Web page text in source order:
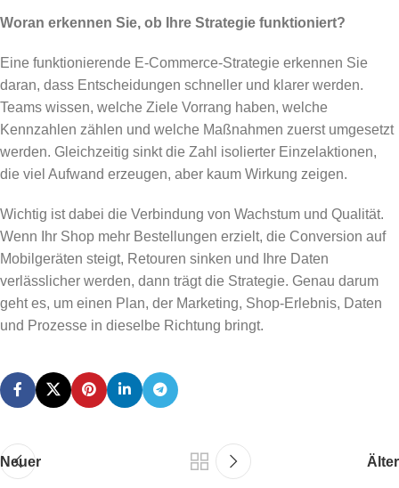
Woran erkennen Sie, ob Ihre Strategie funktioniert?
Eine funktionierende E-Commerce-Strategie erkennen Sie
daran, dass Entscheidungen schneller und klarer werden.
Teams wissen, welche Ziele Vorrang haben, welche
Kennzahlen zählen und welche Maßnahmen zuerst umgesetzt
werden. Gleichzeitig sinkt die Zahl isolierter Einzelaktionen,
die viel Aufwand erzeugen, aber kaum Wirkung zeigen.
Wichtig ist dabei die Verbindung von Wachstum und Qualität.
Wenn Ihr Shop mehr Bestellungen erzielt, die Conversion auf
Mobilgeräten steigt, Retouren sinken und Ihre Daten
verlässlicher werden, dann trägt die Strategie. Genau darum
geht es, um einen Plan, der Marketing, Shop-Erlebnis, Daten
und Prozesse in dieselbe Richtung bringt.
Neuer Älter